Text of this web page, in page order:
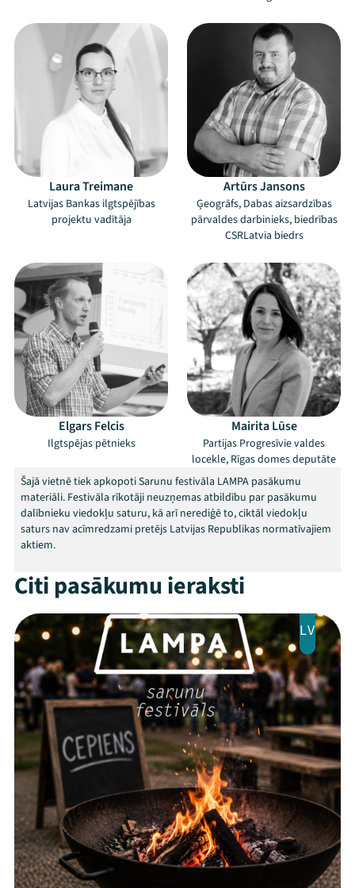
Programma
Viņi bija LAMPĀ 2026
Jaunumi
Ziedo
Veikals
ThreadsFacebook Instagram
Flick TikTok
Laura Treimane
Latvijas Bankas ilgtspējības
projektu vadītāja
Artūrs Jansons
Ģeogrāfs, Dabas aizsardzības
pārvaldes darbinieks, biedrības
CSRLatvia biedrs
Elgars Felcis
Ilgtspējas pētnieks
Mairita Lūse
Partijas Progresīvie valdes
locekle, Rīgas domes deputāte
Šajā vietnē tiek apkopoti Sarunu festivāla LAMPA pasākumu
materiāli. Festivāla rīkotāji neuzņemas atbildību par pasākumu
dalībnieku viedokļu saturu, kā arī nerediģē to, ciktāl viedokļu
saturs nav acīmredzami pretējs Latvijas Republikas normatīvajiem
aktiem.
Citi pasākumu ieraksti
LV